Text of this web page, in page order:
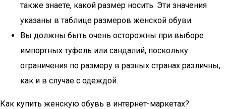
также знаете, какой размер носить. Эти значения
указаны в таблице размеров женской обуви.
Вы должны быть очень осторожны при выборе
импортных туфель или сандалий, поскольку
ограничения по размеру в разных странах различны,
как и в случае с одеждой.
Как купить женскую обувь в интернет-маркетах?